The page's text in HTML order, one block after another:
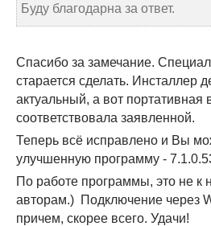
Буду благодарна за ответ.
Спасибо за замечание.
старается сделать. Инсталлер
актуальный, а вот портативная
соответствовала заявленной.
Теперь всё исправлено и Вы
улучшенную программу -
По работе программы, это не к
авторам.) Подключение через
причем, скорее всего. Удачи!